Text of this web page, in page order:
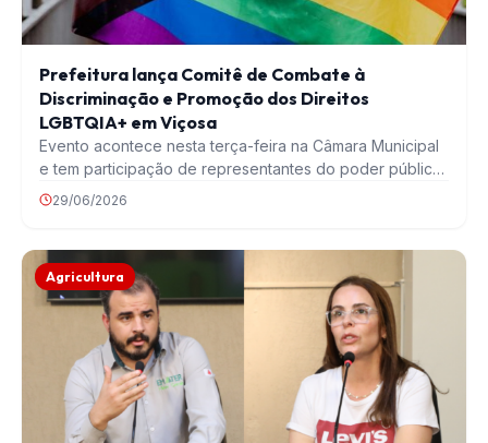
Prefeitura lança Comitê de Combate à
Discriminação e Promoção dos Direitos
LGBTQIA+ em Viçosa
Evento acontece nesta terça-feira na Câmara Municipal
e tem participação de representantes do poder público
e…29/06/2026
Agricultura